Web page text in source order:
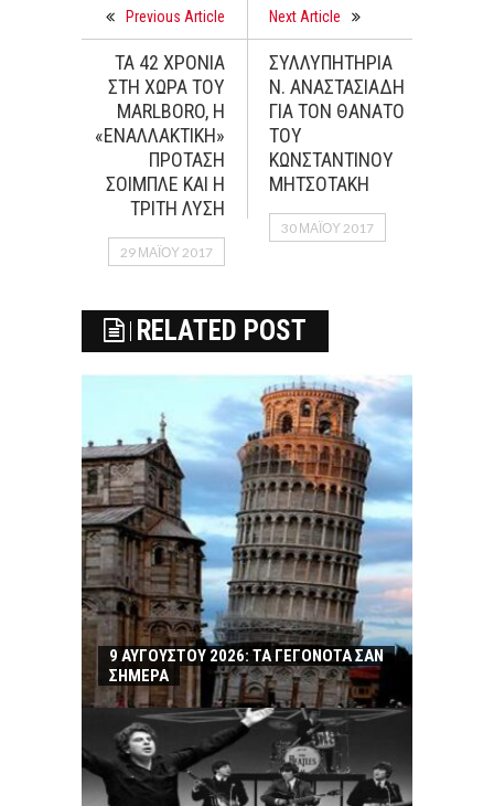
Previous Article
ΤΑ 42 ΧΡΟΝΙΑ
ΣΤΗ ΧΩΡΑ ΤΟΥ
MARLBORO, Η
«ΕΝΑΛΛΑΚΤΙΚΗ»
ΠΡΟΤΑΣΗ
ΣΟΙΜΠΛΕ ΚΑΙ Η
ΤΡΙΤΗ ΛΥΣΗ
29 ΜΑΪ́ΟΥ 2017
Next Article
ΣΥΛΛΥΠΗΤΗΡΙΑ
Ν. ΑΝΑΣΤΑΣΙΑΔΗ
ΓΙΑ ΤΟΝ ΘΑΝΑΤΟ
ΤΟΥ
ΚΩΝΣΤΑΝΤΙΝΟΥ
ΜΗΤΣΟΤΑΚΗ
30 ΜΑΪ́ΟΥ 2017
RELATED POST
9 ΑΥΓΟΥΣΤΟΥ 2026: ΤΑ ΓΕΓΟΝΟΤΑ ΣΑΝ
ΣΗΜΕΡΑ